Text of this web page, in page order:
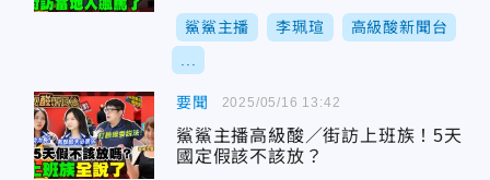
鯊鯊主播 李珮瑄 高級酸新聞台
要聞
鯊鯊主播高級酸／街訪上班族！5天
國定假該不該放？
2025/05/16 13:42